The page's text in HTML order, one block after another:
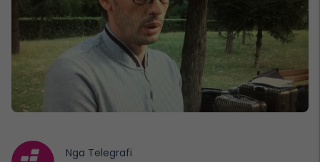
Nga Telegrafi